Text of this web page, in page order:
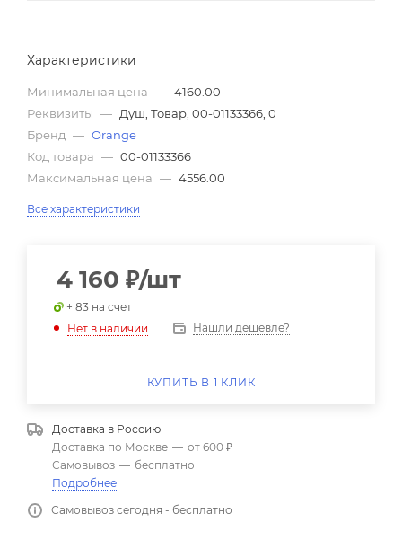
Характеристики
Минимальная цена — 4160.00
Реквизиты — Душ, Товар, 00-01133366, 0
Бренд — Orange
Код товара — 00-01133366
Максимальная цена — 4556.00
Все характеристики
4 160 ₽/шт
+ 83 на счет
Нет в наличии
Нашли дешевле?
КУПИТЬ В 1 КЛИК
Доставка в Россию
Доставка по Москве — от 600 ₽
Самовывоз — бесплатно
Подробнее
Самовывоз сегодня - бесплатно